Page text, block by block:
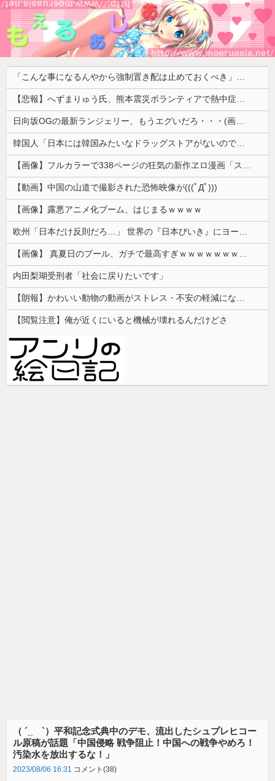
「こんな事になるんやから強制置き配は止めておくべき」とユーザーがドン引き、UberEatsが導入した強制置き配が起こしたのは……
【悲報】へずまりゅう氏、熊本震災ボランティアで熱中症疑い「水風呂に入っても体内が熱く感じる…」 → 野口健さん「休養日を設けた方がいい！」
日向坂OGの最新ランジェリー、もうエグいだろ・・・(画像どーん)
韓国人「日本には韓国みたいなドラッグストアがないので韓国が羨ましくて羨ましくて仕方がないんだそうです」
【画像】フルカラーで338ページの狂気の新作ヱロ漫画「スパ・カイラクーア4」発売から2週間で7万部売れるｗｗｗｗｗ
【動画】中国の山道で撮影された恐怖映像が(((ﾟДﾟ)))
【画像】露悪アニメ化ブーム、はじまるｗｗｗｗ
欧州「日本だけ反則だろ…」 世界の『日本びいき』にヨーロッパ全土から不満の声
【画像】 真夏日のプール、ガチで最高すぎｗｗｗｗｗｗｗｗｗｗ
内田梨瑚受刑者「社会に戻りたいです」
【朗報】かわいい動物の動画がストレス・不安の軽減になる可能性。英大学の研究で実証
【閲覧注意】俺が近くにいると機械が壊れるんだけどさ
（ ´_ゝ`）平和記念式典中のデモ、流出したシュプレヒコー
ル原稿が話題「中国侵略 戦争阻止！中国への戦争やめろ！
汚染水を放出するな！」
2023/08/06 16:31 コメント(38)